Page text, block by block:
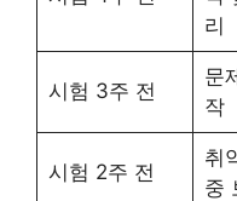
리
시험 3주 전
문
작
시험 2주 전
취
중